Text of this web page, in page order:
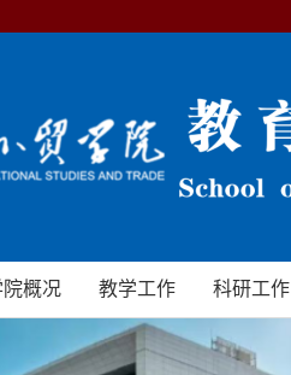
院概况 教学工作 科研工作